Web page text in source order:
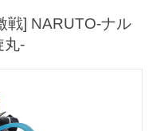
戦] NARUTO-ナル
丸-